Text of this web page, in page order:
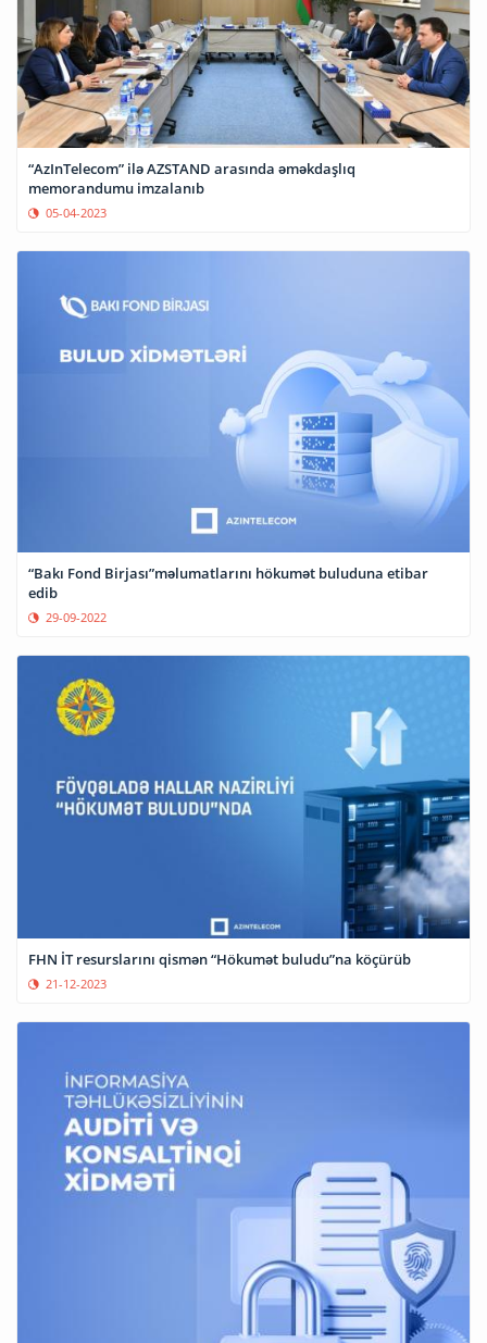
“AzInTelecom” ilə AZSTAND arasında əməkdaşlıq
memorandumu imzalanıb
05-04-2023
“Bakı Fond Birjası”məlumatlarını hökumət buluduna etibar
edib
29-09-2022
FHN İT resurslarını qismən “Hökumət buludu”na köçürüb
21-12-2023